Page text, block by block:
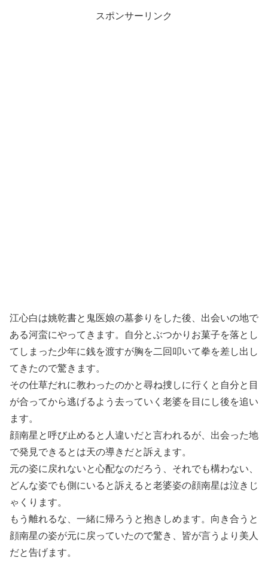
スポンサーリンク
江心白は姚乾書と鬼医娘の墓参りをした後、出会いの地で
ある河蛮にやってきます。自分とぶつかりお菓子を落とし
てしまった少年に銭を渡すが胸を二回叩いて拳を差し出し
てきたので驚きます。
その仕草だれに教わったのかと尋ね捜しに行くと自分と目
が合ってから逃げるよう去っていく老婆を目にし後を追い
ます。
顔南星と呼び止めると人違いだと言われるが、出会った地
で発見できるとは天の導きだと訴えます。
元の姿に戻れないと心配なのだろう、それでも構わない、
どんな姿でも側にいると訴えると老婆姿の顔南星は泣きじ
ゃくります。
もう離れるな、一緒に帰ろうと抱きしめます。向き合うと
顔南星の姿が元に戻っていたので驚き、皆が言うより美人
だと告げます。